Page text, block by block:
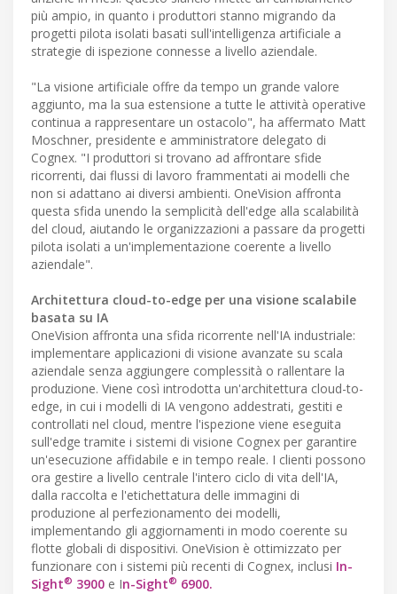
più ampio, in quanto i produttori stanno migrando da
progetti pilota isolati basati sull'intelligenza artificiale a
strategie di ispezione connesse a livello aziendale.
"La visione artificiale offre da tempo un grande valore
aggiunto, ma la sua estensione a tutte le attività operative
continua a rappresentare un ostacolo", ha affermato Matt
Moschner, presidente e amministratore delegato di
Cognex. "I produttori si trovano ad affrontare sfide
ricorrenti, dai flussi di lavoro frammentati ai modelli che
non si adattano ai diversi ambienti. OneVision affronta
questa sfida unendo la semplicità dell'edge alla scalabilità
del cloud, aiutando le organizzazioni a passare da progetti
pilota isolati a un'implementazione coerente a livello
aziendale".
Architettura cloud-to-edge per una visione scalabile
basata su IA
OneVision affronta una sfida ricorrente nell'IA industriale:
implementare applicazioni di visione avanzate su scala
aziendale senza aggiungere complessità o rallentare la
produzione. Viene così introdotta un'architettura cloud-to-
edge, in cui i modelli di IA vengono addestrati, gestiti e
controllati nel cloud, mentre l'ispezione viene eseguita
sull'edge tramite i sistemi di visione Cognex per garantire
un'esecuzione affidabile e in tempo reale. I clienti possono
ora gestire a livello centrale l'intero ciclo di vita dell'IA,
dalla raccolta e l'etichettatura delle immagini di
produzione al perfezionamento dei modelli,
implementando gli aggiornamenti in modo coerente su
flotte globali di dispositivi. OneVision è ottimizzato per
funzionare con i sistemi più recenti di Cognex, inclusi In-
Sight® 3900 e In-Sight® 6900.